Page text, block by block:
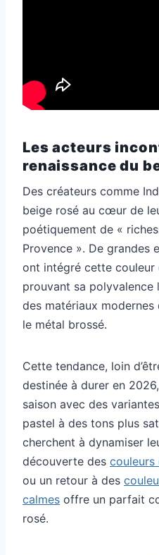
Les acteurs
renaissance du
Des créateurs comme
beige rosé au cœur de
poétiquement de «
Provence ». De grandes
ont intégré cette couleur
prouvant sa polyvalence
des matériaux
le métal brossé.
Cette tendance, loin
destinée à durer en
saison avec des
pastel à des tons plus
cherchent à dynamiser
découverte des couleurs
ou un retour à des
calmes offre un parfait
rosé.